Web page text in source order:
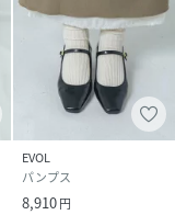
EVOL
パンプス
8,910円